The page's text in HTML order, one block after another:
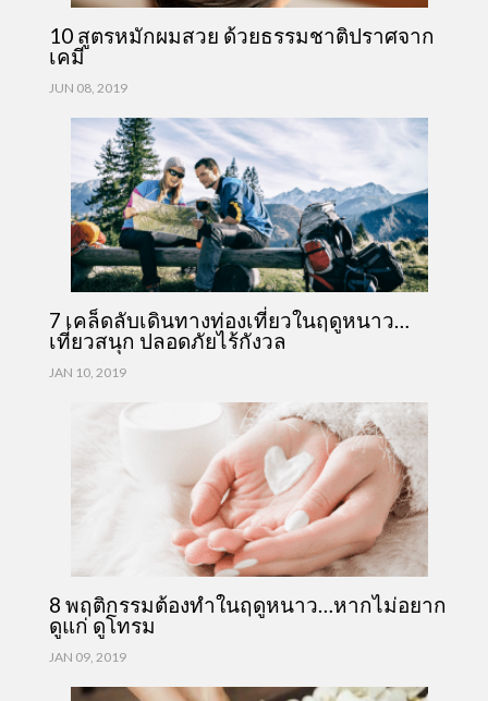
10 สูตรหมักผมสวย ด้วยธรรมชาติปราศจาก
เคมี
JUN 08, 2019
7 เคล็ดลับเดินทางท่องเที่ยวในฤดูหนาว…
เที่ยวสนุก ปลอดภัยไร้กังวล
JAN 10, 2019
8 พฤติกรรมต้องทำในฤดูหนาว…หากไม่อยาก
ดูแก่ ดูโทรม
JAN 09, 2019